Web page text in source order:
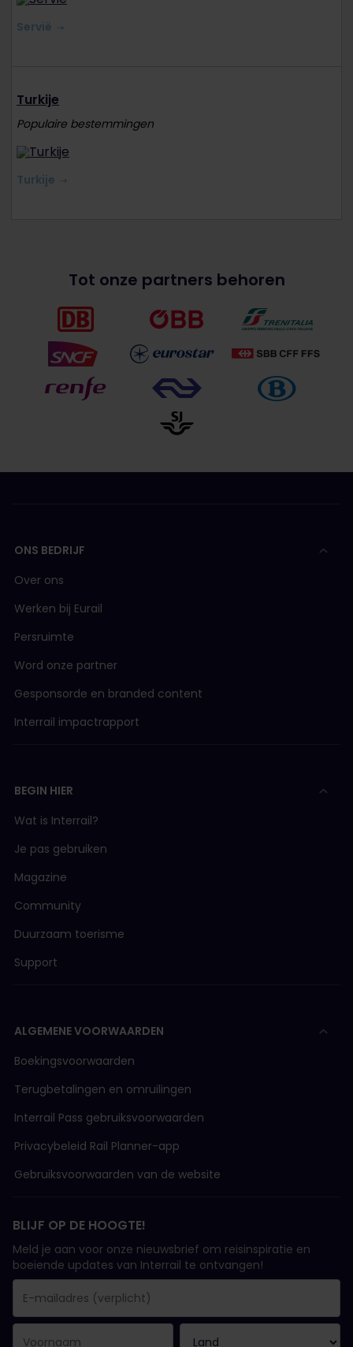
Servië
Turkije
Populaire bestemmingen
Turkije
Tot onze partners behoren
ONS BEDRIJF
Over ons
Werken bij Eurail
Persruimte
Word onze partner
Gesponsorde en branded content
Interrail impactrapport
BEGIN HIER
Wat is Interrail?
Je pas gebruiken
Magazine
Community
Duurzaam toerisme
Support
ALGEMENE VOORWAARDEN
Boekingsvoorwaarden
Terugbetalingen en omruilingen
Interrail Pass gebruiksvoorwaarden
Privacybeleid Rail Planner-app
Gebruiksvoorwaarden van de website
BLIJF OP DE HOOGTE!
Meld je aan voor onze nieuwsbrief om reisinspiratie en
boeiende updates van Interrail te ontvangen!